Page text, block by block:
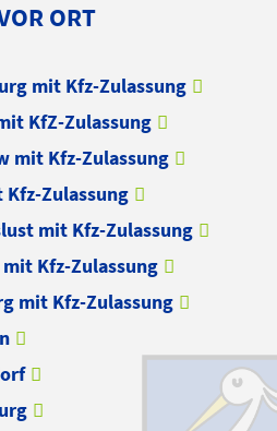
ORT
mit Kfz-Zulassung
KfZ-Zulassung
mit Kfz-Zulassung
Zulassung
mit Kfz-Zulassung
Kfz-Zulassung
mit Kfz-Zulassung